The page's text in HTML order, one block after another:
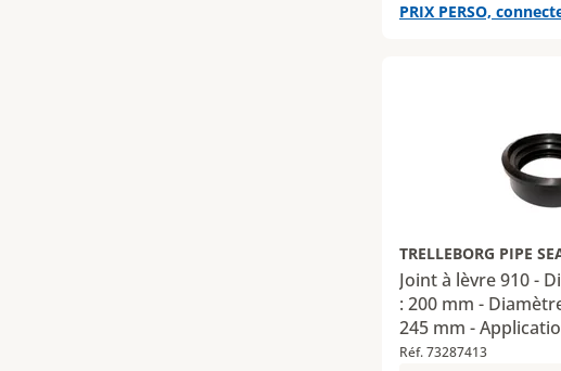
PRIX PERSO,
TRELLEBORG PIPE
Joint à lèvre 910 -
: 200 mm -
245 mm -
Réf. 73287413